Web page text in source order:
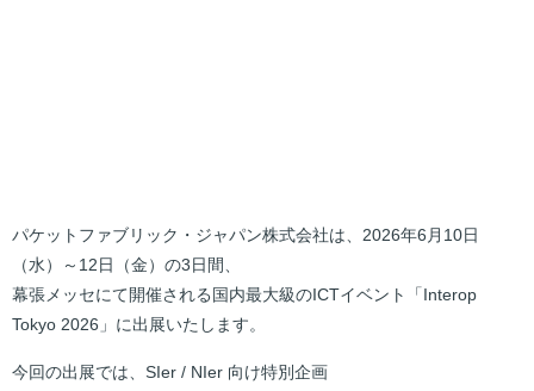
パケットファブリック・ジャパン株式会社は、2026年6月10日
（水）～12日（金）の3日間、
幕張メッセにて開催される国内最大級のICTイベント「Interop
Tokyo 2026」に出展いたします。
今回の出展では、SIer / NIer 向け特別企画